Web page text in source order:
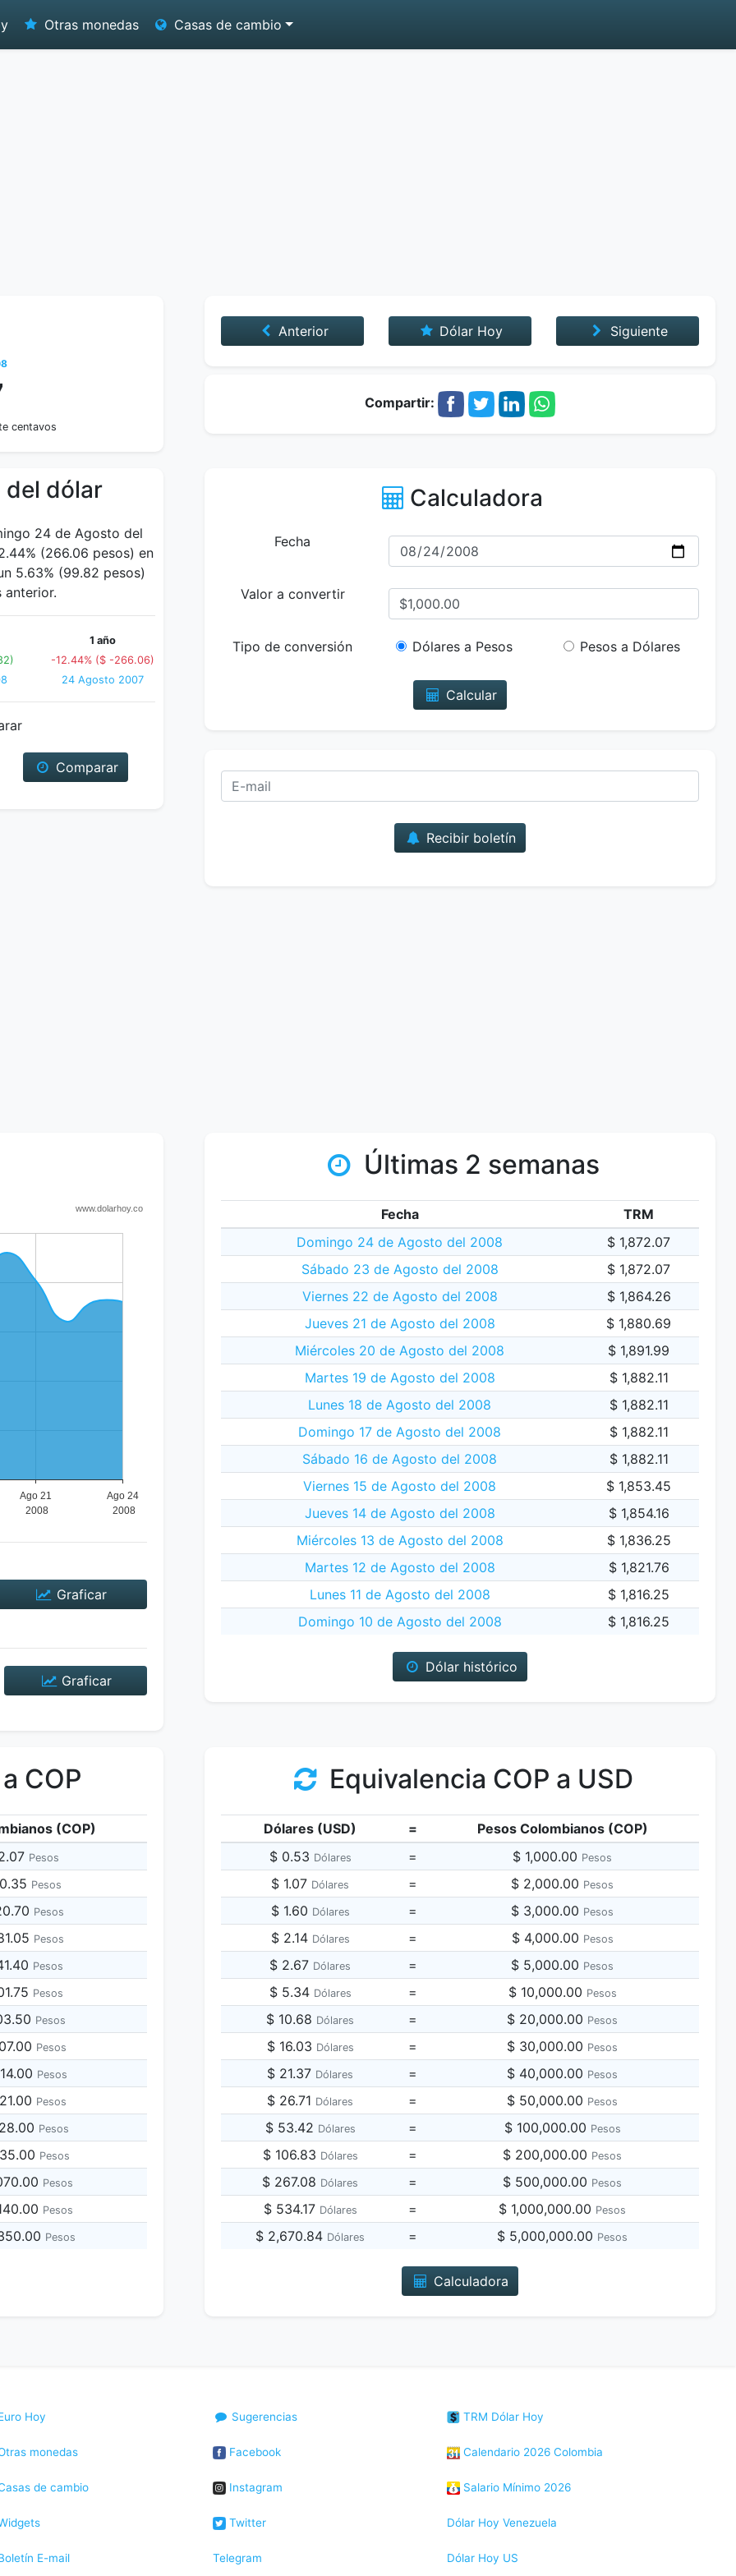
Otras monedas Casas de cambio
centavos
Anterior Dólar Hoy Siguiente
Compartir:
del dólar
24 de Agosto del
(266.06 pesos) en
5.63% (99.82 pesos)
anterior.
1 año
-12.44% ($ -266.06)
24 Agosto 2007
Comparar
Calculadora
Fecha
Valor a convertir
Tipo de conversión Dólares a Pesos Pesos a Dólares
Calcular
Recibir boletín
Graficar
Graficar
Últimas 2 semanas
Fecha
TRM
Domingo 24 de Agosto del 2008
$ 1,872.07
Sábado 23 de Agosto del 2008
$ 1,872.07
Viernes 22 de Agosto del 2008
$ 1,864.26
Jueves 21 de Agosto del 2008
$ 1,880.69
Miércoles 20 de Agosto del 2008
$ 1,891.99
Martes 19 de Agosto del 2008
$ 1,882.11
Lunes 18 de Agosto del 2008
$ 1,882.11
Domingo 17 de Agosto del 2008
$ 1,882.11
Sábado 16 de Agosto del 2008
$ 1,882.11
Viernes 15 de Agosto del 2008
$ 1,853.45
Jueves 14 de Agosto del 2008
$ 1,854.16
Miércoles 13 de Agosto del 2008
$ 1,836.25
Martes 12 de Agosto del 2008
$ 1,821.76
Lunes 11 de Agosto del 2008
$ 1,816.25
Domingo 10 de Agosto del 2008
$ 1,816.25
Dólar histórico
COP
(COP)
Pesos
Pesos
Pesos
Pesos
Pesos
Pesos
Pesos
Pesos
Pesos
Pesos
Pesos
Pesos
Pesos
Pesos
Pesos
Equivalencia COP a USD
Dólares (USD) =
Pesos Colombianos (COP)
$ 0.53 Dólares = $ 1,000.00 Pesos
$ 1.07 Dólares = $ 2,000.00 Pesos
$ 1.60 Dólares = $ 3,000.00 Pesos
$ 2.14 Dólares = $ 4,000.00 Pesos
$ 2.67 Dólares = $ 5,000.00 Pesos
$ 5.34 Dólares = $ 10,000.00 Pesos
$ 10.68 Dólares = $ 20,000.00 Pesos
$ 16.03 Dólares = $ 30,000.00 Pesos
$ 21.37 Dólares = $ 40,000.00 Pesos
$ 26.71 Dólares = $ 50,000.00 Pesos
$ 53.42 Dólares = $ 100,000.00 Pesos
$ 106.83 Dólares = $ 200,000.00 Pesos
$ 267.08 Dólares = $ 500,000.00 Pesos
$ 534.17 Dólares = $ 1,000,000.00 Pesos
$ 2,670.84 Dólares = $ 5,000,000.00 Pesos
Calculadora
Hoy
monedas
de cambio
E-mail
Sugerencias
Facebook
Instagram
Twitter
Telegram
TRM Dólar Hoy
Calendario 2026 Colombia
Salario Mínimo 2026
Dólar Hoy Venezuela
Dólar Hoy US